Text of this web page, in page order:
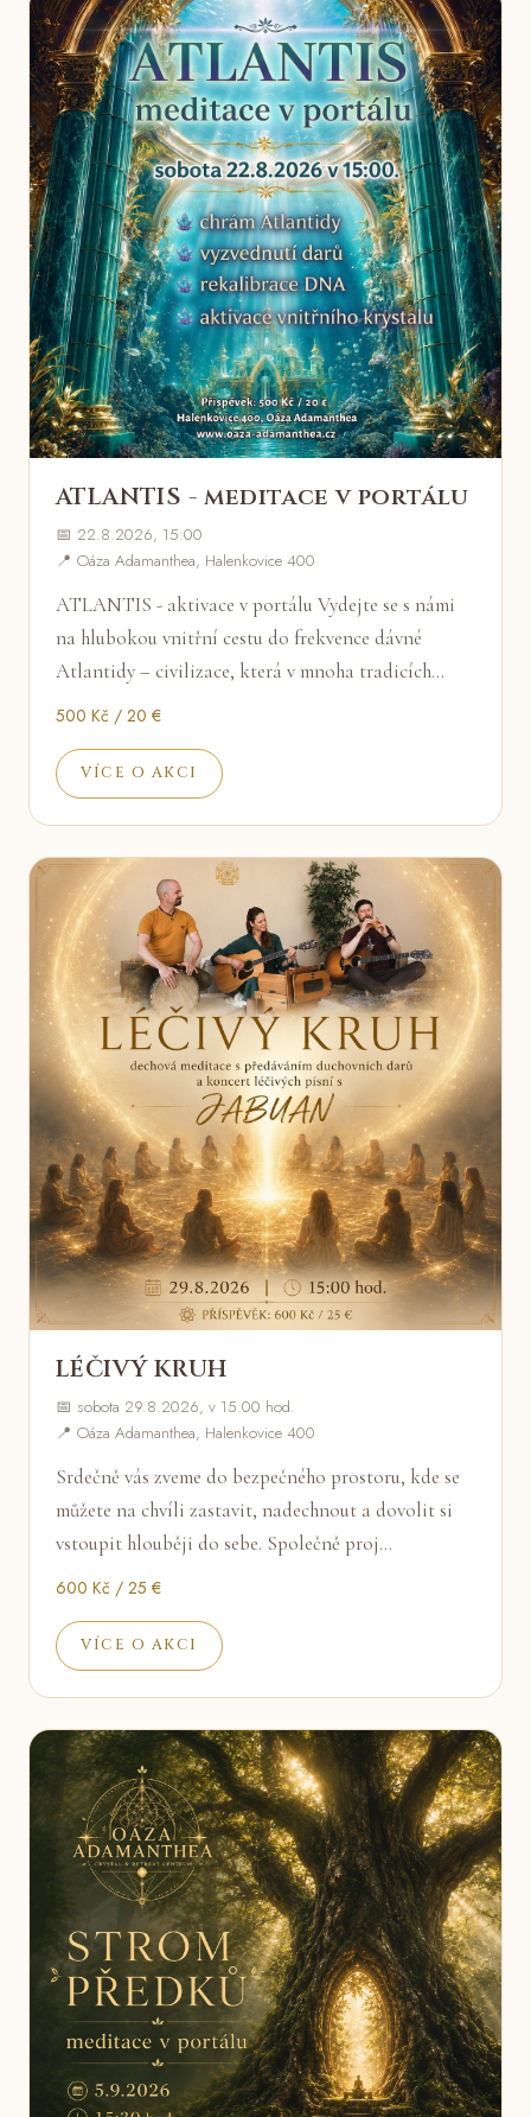
ATLANTIS - meditace v portálu
📅 22.8.2026, 15:00
📍 Oáza Adamanthea, Halenkovice 400
ATLANTIS - aktivace v portálu Vydejte se s námi
na hlubokou vnitřní cestu do frekvence dávné
Atlantidy – civilizace, která v mnoha tradicích…
500 Kč / 20 €
VÍCE O AKCI
LÉČIVÝ KRUH
📅 sobota 29.8.2026, v 15:00 hod.
📍 Oáza Adamanthea, Halenkovice 400
Srdečně vás zveme do bezpečného prostoru, kde se
můžete na chvíli zastavit, nadechnout a dovolit si
vstoupit hlouběji do sebe. Společně proj…
600 Kč / 25 €
VÍCE O AKCI